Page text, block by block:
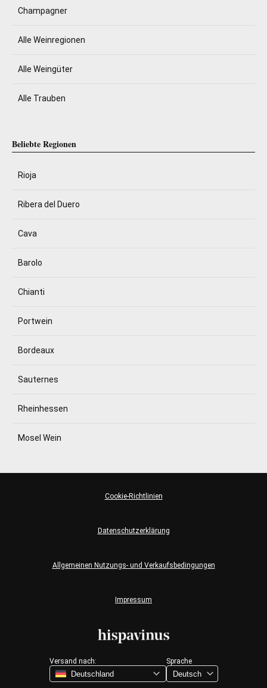
Champagner
Alle Weinregionen
Alle Weingüter
Alle Trauben
Beliebte Regionen
Rioja
Ribera del Duero
Cava
Barolo
Chianti
Portwein
Bordeaux
Sauternes
Rheinhessen
Mosel Wein
Versand nach: Sprache
Impressum
Allgemeinen Nutzungs- und Verkaufsbedingungen
Datenschutzerklärung
Cookie-Richtlinien